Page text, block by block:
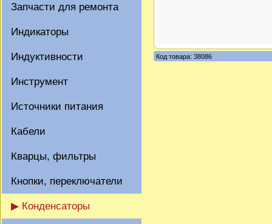
Запчасти для ремонта
Индикаторы
Индуктивности
Инструмент
Источники питания
Кабели
Кварцы, фильтры
Кнопки, переключатели
▶ Конденсаторы
Код товара: 38086